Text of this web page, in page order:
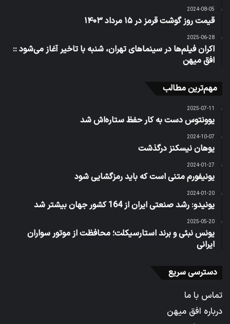
2024-08-05
قیمت روز گوشت قرمز در ۱۵ مرداد ۱۴۰۳
2025-06-28
اکران فیلم‌ها در سینماهای تهران، شنبه با تاخیر آغاز می‌شود ::
افق میهن
مهم‌ترین مطالب
2025-07-11
یوونتوس دست به کار حفظ ستاره‌اش شد
2024-10-07
یوهان نیسکنز درگذشت
2024-01-27
یونیفورم متنی است که باید رمزگشایی شود
2024-01-20
یونیدو: رشد صنعتی ایران از 164 کشور جهان بیشتر شد
2025-05-20
یونس نبئی و برند استارسیکلت؛ محافظت از موتور سواران
ایرانی
دسترسی سریع
تماس با ما
درباره افق میهن